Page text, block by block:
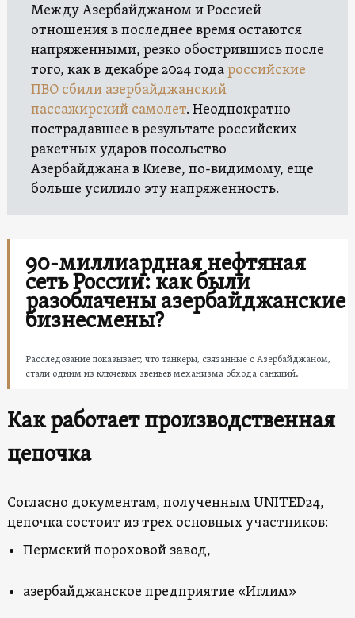
Между Азербайджаном и Россией
отношения в последнее время остаются
напряженными, резко обострившись после
того, как в декабре 2024 годароссийские
ПВО сбили азербайджанский
пассажирский самолет. Неоднократно
пострадавшее в результате российских
ракетных ударов посольство
Азербайджана в Киеве, по-видимому, еще
больше усилило эту напряженность.
90-миллиардная нефтяная
сеть России: как были
разоблачены азербайджанские
бизнесмены?
Расследование показывает, что танкеры, связанные с Азербайджаном,
стали одним из ключевых звеньев механизма обхода санкций.
Как работает производственная
цепочка
Согласно документам, полученным UNITED24,
цепочка состоит из трех основных участников:
Пермский пороховой завод,
азербайджанское предприятие «Иглим»